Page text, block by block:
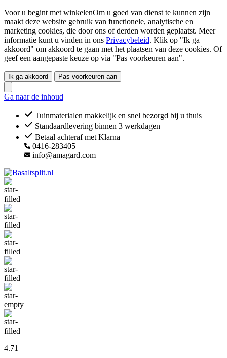
Voor u begint met winkelenOm u goed van dienst te kunnen zijn
maakt deze website gebruik van functionele, analytische en
marketing cookies, die door ons of derden worden geplaatst. Meer
informatie kunt u vinden in ons Privacybeleid. Klik op "Ik ga
akkoord" om akkoord te gaan met het plaatsen van deze cookies. Of
geef een aangepaste keuze op via "Pas voorkeuren aan".
Ik ga akkoord Pas voorkeuren aan
Ga naar de inhoud
Tuinmaterialen makkelijk en snel bezorgd bij u thuis
Standaardlevering binnen 3 werkdagen
Betaal achteraf met Klarna
0416-283405
info@amagard.com
4.71